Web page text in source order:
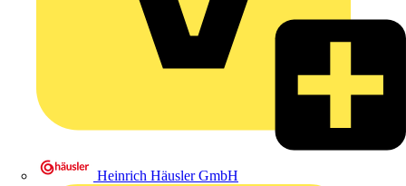
Heinrich Häusler GmbH